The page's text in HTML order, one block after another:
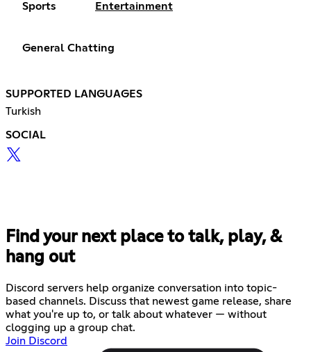
Sports Entertainment
General Chatting
SUPPORTED LANGUAGES
Turkish
SOCIAL
Find your next place to talk, play, &
hang out
Discord servers help organize conversation into topic-
based channels. Discuss that newest game release, share
what you're up to, or talk about whatever — without
clogging up a group chat.
Join Discord